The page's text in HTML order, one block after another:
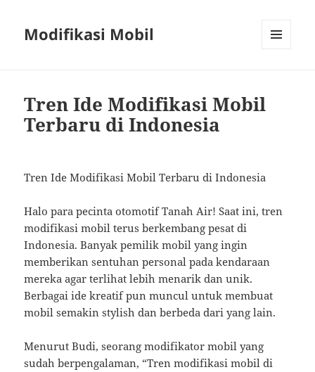
Modifikasi Mobil
Tren Ide Modifikasi Mobil
Terbaru di Indonesia
Tren Ide Modifikasi Mobil Terbaru di Indonesia
Halo para pecinta otomotif Tanah Air! Saat ini, tren
modifikasi mobil terus berkembang pesat di
Indonesia. Banyak pemilik mobil yang ingin
memberikan sentuhan personal pada kendaraan
mereka agar terlihat lebih menarik dan unik.
Berbagai ide kreatif pun muncul untuk membuat
mobil semakin stylish dan berbeda dari yang lain.
Menurut Budi, seorang modifikator mobil yang
sudah berpengalaman, “Tren modifikasi mobil di